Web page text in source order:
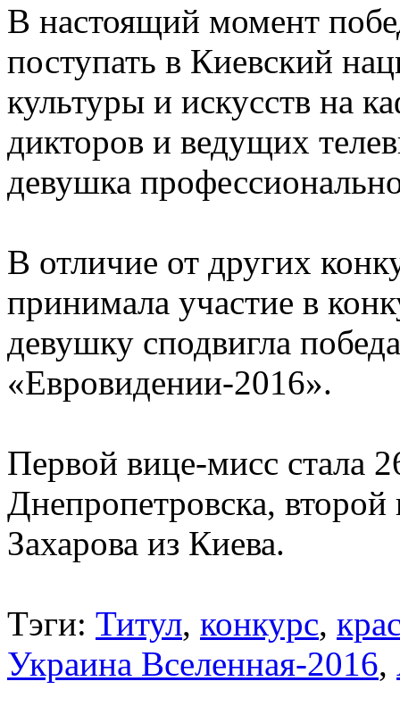
В настоящий момент
поступать в Киевский
культуры и искусств на
дикторов и ведущих
девушка
В отличие от других
принимала участие в
девушку сподвигла
«Евровидении-2016».
Первой вице-мисс стала
Днепропетровска,
Захарова из Киева.
Тэги: Титул, конкурс,
Украина Вселенная-2016,